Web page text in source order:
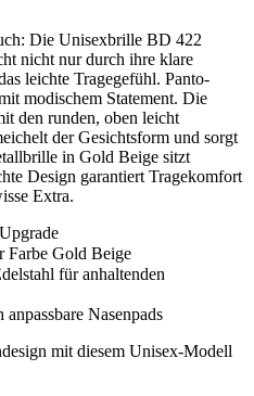
Die Unisexbrille BD 422
nicht nur durch ihre klare
leichte Tragegefühl. Panto-
modischem Statement. Die
den runden, oben leicht
der Gesichtsform und sorgt
in Gold Beige sitzt
Design garantiert Tragekomfort
Extra.
Farbe Gold Beige
für anhaltenden
Nasenpads
mit diesem Unisex-Modell